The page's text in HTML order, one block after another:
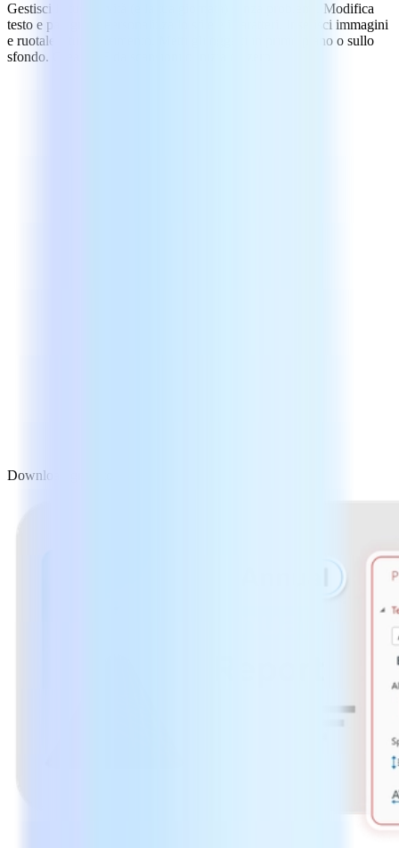
Gestisci le tue attività (e la tua giornata) senza problemi. Modifica
testo e paragrafi. Personalizza lo stile e i caratteri. Inserisci immagini
e ruotale a tuo piacimento. Metti gli oggetti in primo piano o sullo
sfondo. Crea PDF da scansioni o inizia da zero.
Download gratuito